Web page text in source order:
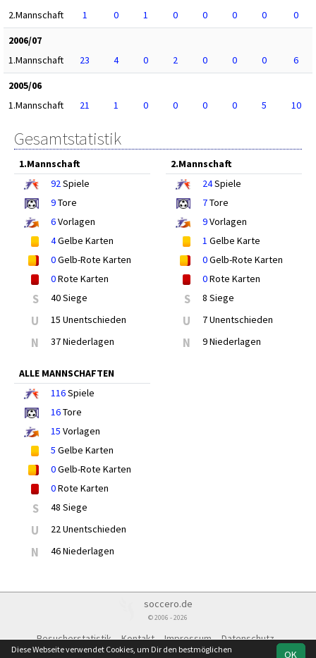
2.Mannschaft
1 0 1 0 0 0 0
0
2006/07
1.Mannschaft
23 4 0 2 0 0 0
6
2005/06
1.Mannschaft
21 1 0 0 0 0 5 10
Gesamtstatistik
1.Mannschaft
92Spiele
9Tore
6Vorlagen
4Gelbe Karten
0Gelb-Rote Karten
0Rote Karten
S 40 Siege
U 15 Unentschieden
N 37 Niederlagen
2.Mannschaft
24Spiele
7Tore
9Vorlagen
1 Gelbe Karte
0Gelb-Rote Karten
0Rote Karten
S 8 Siege
U 7 Unentschieden
N 9 Niederlagen
ALLE MANNSCHAFTEN
116Spiele
16Tore
15 Vorlagen
5 Gelbe Karten
0Gelb-Rote Karten
0Rote Karten
S 48 Siege
U 22 Unentschieden
N 46 Niederlagen
soccero.de
© 2006 - 2026
Besucherstatistik Kontakt Impressum
Datenschutz
OK
Diese Webseite verwendet Cookies, um Dir den bestmöglichen